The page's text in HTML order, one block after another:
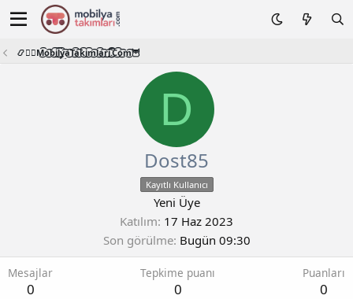
📿🧙‍♂️M͜͡o͜͡b͜͡i͜͡l͜͡y͜͡a͜͡T͜͡a͜͡k͜͡i͜͡m͜͡l͜͡a͜͡r͜͡i͜͡.͜͡C͜͡o͜͡m͜͡🦉
D
Dost85
Kayıtlı Kullanıcı
Yeni Üye
Katılım 17 Haz 2023
Son görülme Bugün 09:30
Mesajlar
0
Tepkime puanı
0
Puanları
0